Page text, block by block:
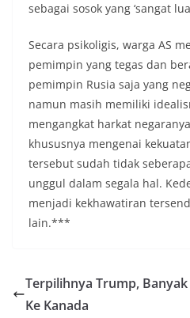
sebagai sosok yang ‘sangat
Secara psikoligis, warga AS
pemimpin yang tegas dan
pemimpin Rusia saja yang
namun masih memiliki
mengangkat harkat
khususnya mengenai
tersebut sudah tidak
unggul dalam segala hal.
menjadi kekhawatiran
lain.***
Terpilihnya Trump,
Ke Kanada